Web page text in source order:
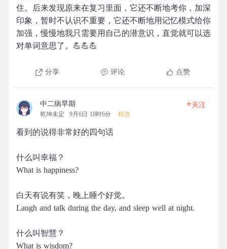
住。后来发现原来在复习里面，它还不断地考你，加深
印象，暂时不认识不重要，它还不断地用记忆模式给你
加强，慢慢地我只需要用自己的潜意识，直觉就可以选
对单词意思了。💪💪💪
分享 评论 点赞
中二病早期
乾坤未定 9月6日 10时6分 精选
+关注
看到的说得非常好的四句话
什么叫幸福？
What is happiness?
白天有说有笑，晚上睡个好觉。
Laugh and talk during the day, and sleep well at night.
什么叫智慧？
What is wisdom?